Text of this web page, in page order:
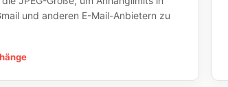
und anderen E-Mail-Anbietern zu